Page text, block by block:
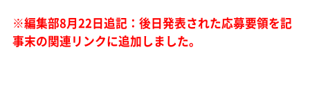
※編集部8月22日追記：後日発表された応募要領を記
事末の関連リンクに追加しました。